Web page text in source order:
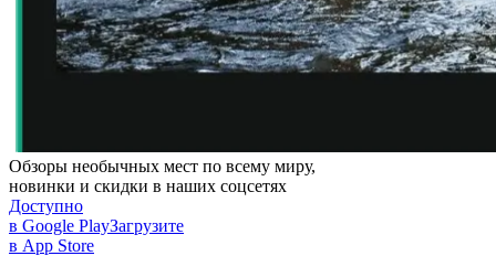
Обзоры необычных мест по всему миру,
новинки и скидки в наших соцсетях
Доступно
в Google PlayЗагрузите
в App Store